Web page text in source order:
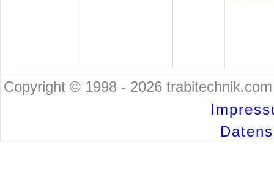
Copyright © 1998 - 2026